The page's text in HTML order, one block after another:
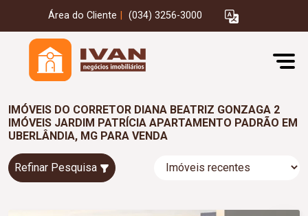
Área do Cliente (034) 3256-3000
IMÓVEIS DO CORRETOR DIANA BEATRIZ GONZAGA 2
IMÓVEIS JARDIM PATRÍCIA APARTAMENTO PADRÃO EM
UBERLÂNDIA, MG PARA VENDA
Refinar Pesquisa